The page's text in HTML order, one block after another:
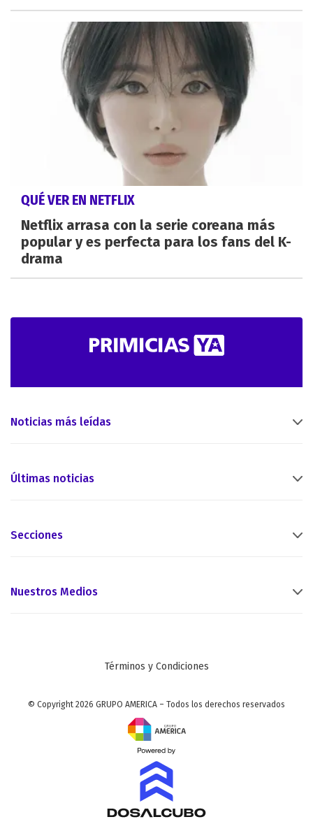
QUÉ VER EN NETFLIX
Netflix arrasa con la serie coreana más
popular y es perfecta para los fans del K-
drama
Noticias más leídas
Últimas noticias
Secciones
Nuestros Medios
Términos y Condiciones
© Copyright 2026 GRUPO AMERICA – Todos los derechos reservados